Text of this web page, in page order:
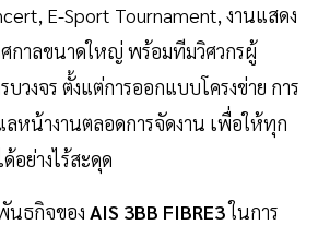
E-Sport Tournament, งานแสดง
กาลขนาดใหญ่ พร้อมทีมวิศวกรผู้
วงจร ตั้งแต่การออกแบบโครงข่าย การ
ลหน้างานตลอดการจัดงาน เพื่อให้ทุก
อย่างไร้สะดุด
ธกิจของ AIS 3BB FIBRE3ในการ